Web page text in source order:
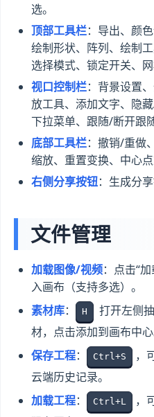
选。
顶部工具栏：导出、颜
绘制形状、阵列、绘制
选择模式、锁定开关、网
视口控制栏：背景设置
放工具、添加文字、隐
下拉菜单、跟随/断开跟
底部工具栏：撤销/重做
缩放、重置变换、中心
右侧分享按钮：生成分
文件管理
加载图像/视频：点击“
入画布（支持多选）。
素材库： H
打开左侧
材，点击添加到画布中心
保存工程： Ctrl+S
，
云端历史记录。
加载工程： Ctrl+L
，